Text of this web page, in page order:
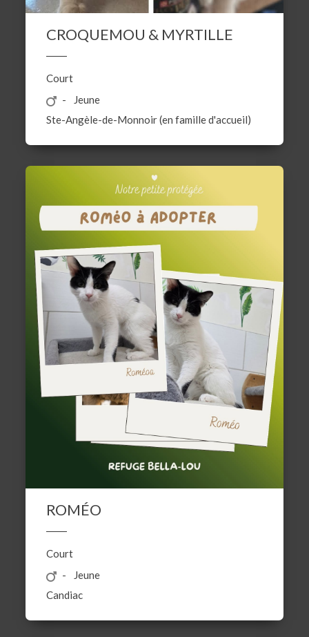
CROQUEMOU & MYRTILLE
Court
Jeune
Ste-Angèle-de-Monnoir (en famille d'accueil)
ROMÉO
Court
Jeune
Candiac